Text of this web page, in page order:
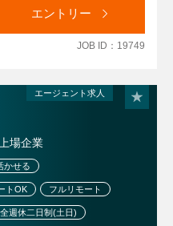
グロース市場）へ上場した
実績も豊富で、グローバル
でいます。
くことができ、ご自身の志
関連業務に挑戦できる機会
キャリア形成や自己成長を
エントリー
JOB ID：19749
エージェント求人
場企業
かせる
トOK フルリモート
週休二日制(土日)